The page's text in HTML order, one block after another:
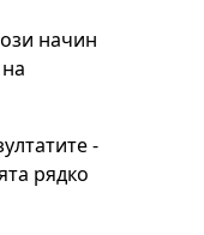
начин
-
рядко